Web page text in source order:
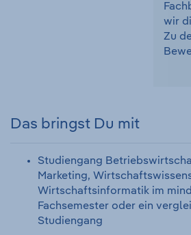
wir
Zu
Das bringst Du mit
Studiengang
Marketing,
Wirtschaftsinformatik im
Fachsemester oder ein
Studiengang